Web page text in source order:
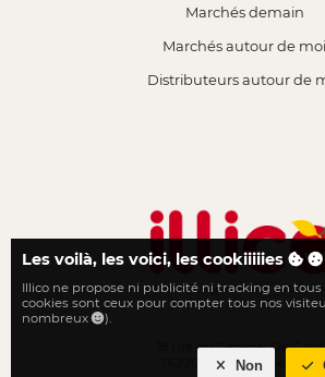
Marchés demain
Marchés autour de moi
Distributeurs autour de
Le local n'a jamais été aussi
18 rue du Général De
76270 Neufchâtel-en-
Les voilà, les voici, les cookiiiiies
Illico ne propose ni publicité ni tracking en tous
cookies sont ceux pour compter tous nos
nombreux
).
Non